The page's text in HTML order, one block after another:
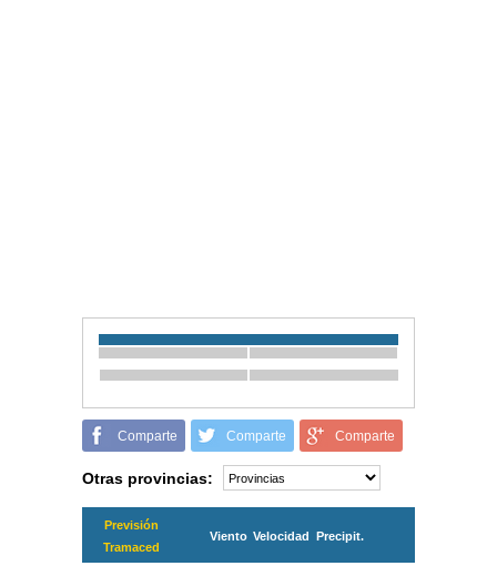
Comparte Comparte Comparte
Otras provincias:
Previsión
Tramaced
Viento Velocidad Precipit.